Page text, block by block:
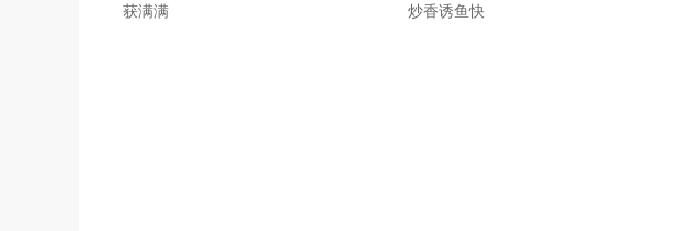
获满满
炒香诱鱼快